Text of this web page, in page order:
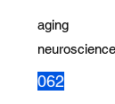
aging
neuroscience
062